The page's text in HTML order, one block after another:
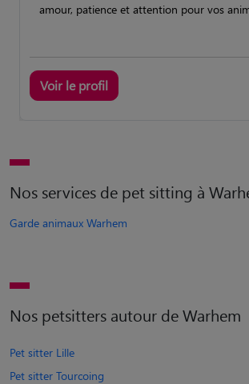
amour, patience et attention pour vos
Voir le profil
Nos services de pet sitting à
Garde animaux Warhem
Nos petsitters autour de Warhem
Pet sitter Lille
Pet sitter Tourcoing